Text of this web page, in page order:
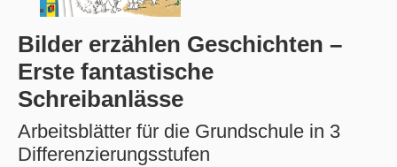
Bilder erzählen Geschichten –
Erste fantastische
Schreibanlässe
Arbeitsblätter für die Grundschule in 3
Differenzierungsstufen